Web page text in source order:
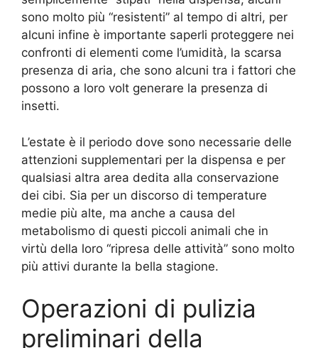
sono molto più “resistenti” al tempo di altri, per
alcuni infine è importante saperli proteggere nei
confronti di elementi come l’umidità, la scarsa
presenza di aria, che sono alcuni tra i fattori che
possono a loro volt generare la presenza di
insetti.
L’estate è il periodo dove sono necessarie delle
attenzioni supplementari per la dispensa e per
qualsiasi altra area dedita alla conservazione
dei cibi. Sia per un discorso di temperature
medie più alte, ma anche a causa del
metabolismo di questi piccoli animali che in
virtù della loro “ripresa delle attività” sono molto
più attivi durante la bella stagione.
Operazioni di pulizia
preliminari della